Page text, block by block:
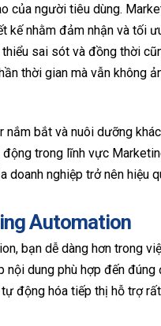
của người tiêu dùng.
kế nhằm đảm nhận và tối
sai sót và đồng thời
thời gian mà vẫn không
bắt và nuôi dưỡng
động trong lĩnh vực
nghiệp trở nên hiệu
Automation
bạn dễ dàng hơn trong
nội dung phù hợp đến
động hóa tiếp thị hỗ trợ